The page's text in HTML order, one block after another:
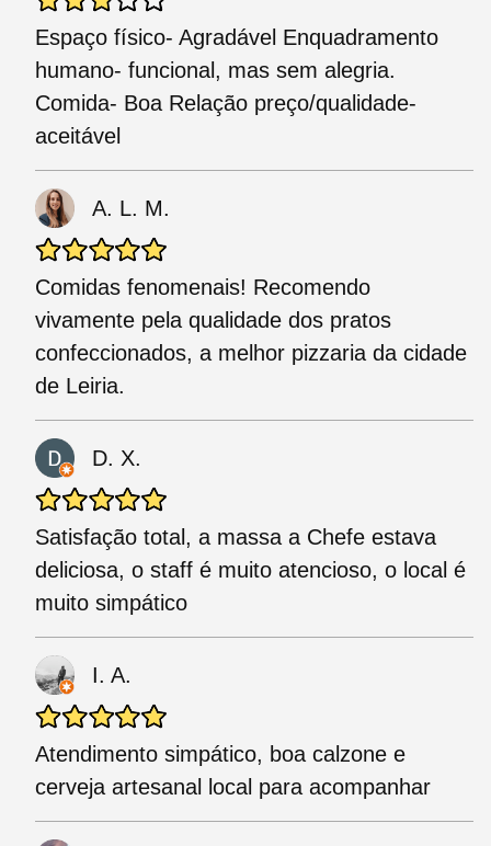
Espaço físico- Agradável Enquadramento
humano- funcional, mas sem alegria.
Comida- Boa Relação preço/qualidade-
aceitável
A. L. M.
Comidas fenomenais! Recomendo
vivamente pela qualidade dos pratos
confeccionados, a melhor pizzaria da cidade
de Leiria.
D. X.
Satisfação total, a massa a Chefe estava
deliciosa, o staff é muito atencioso, o local é
muito simpático
I. A.
Atendimento simpático, boa calzone e
cerveja artesanal local para acompanhar